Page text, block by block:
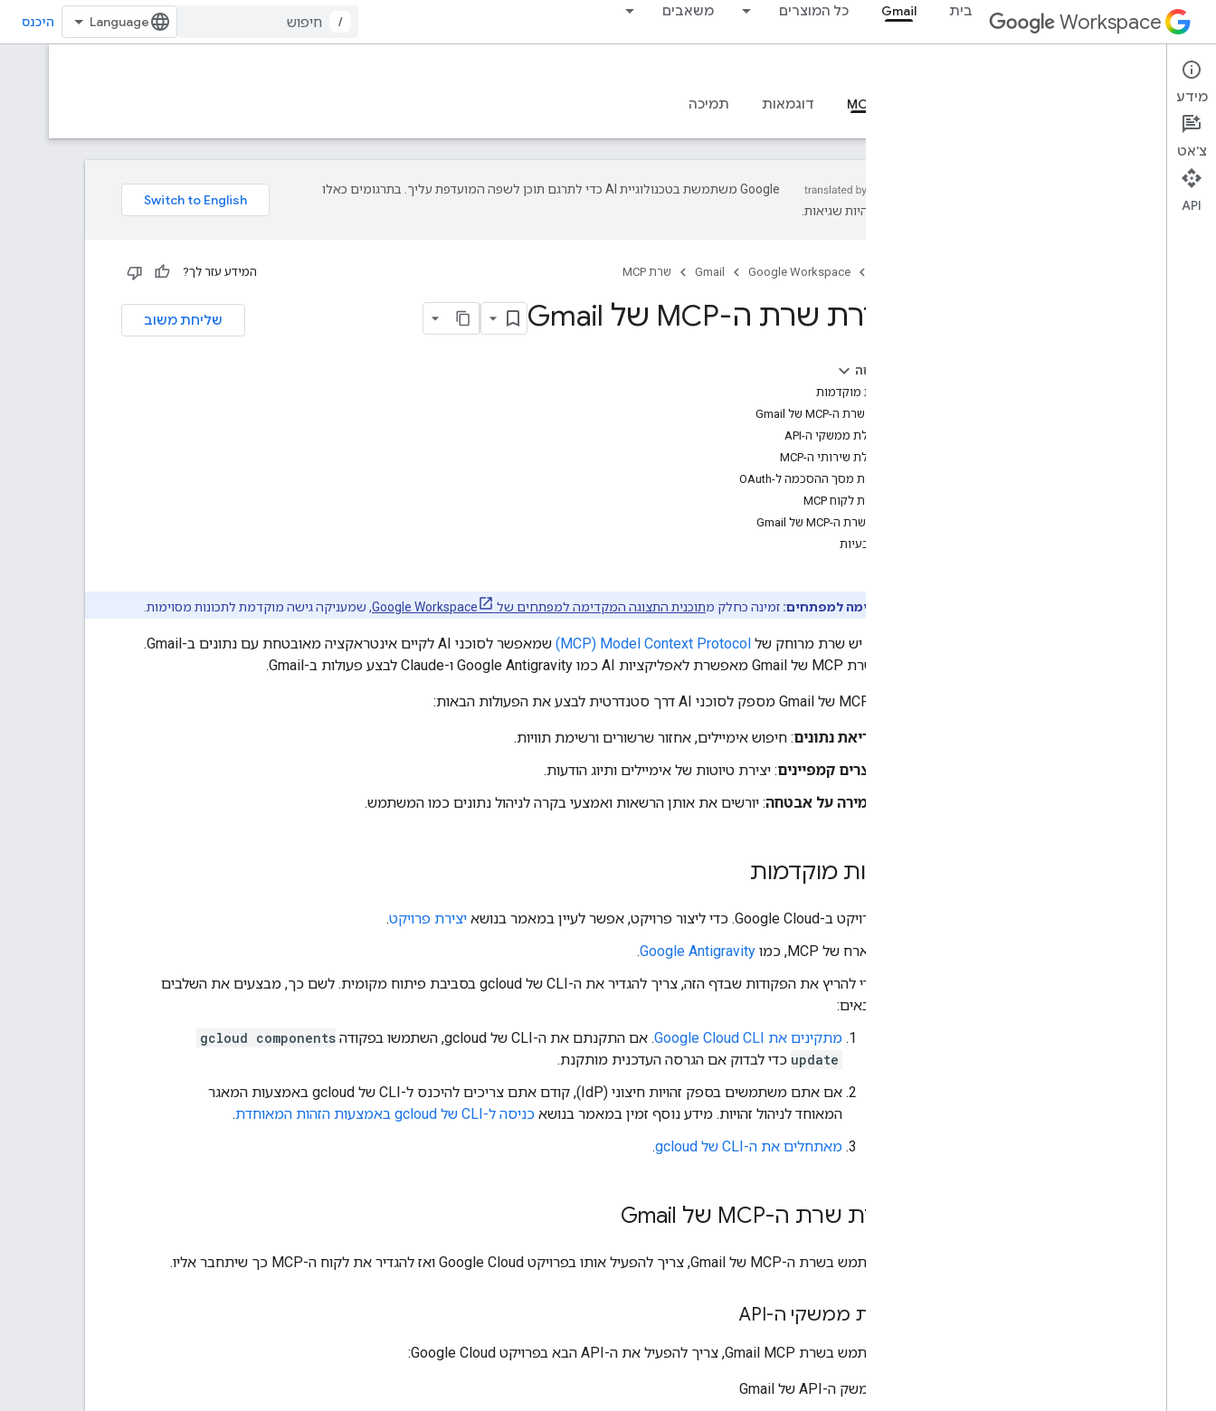
Workspace בית Gmail כל המוצרים משאבים
/ היכנס
Gmail
סקירה כללית דוגמאות תמיכה
‫Google משתמשת בטכנולוגיית AI כדי לתרגם תוכן לשפה המועדפת עליך. בתרגומים כאלו
עשויות להיות שגיאות.
Google Workspace
Gmail שרת MCP המידע עזר לך?
שליחת משוב הגדרת שרת ה-MCP של Gmail
בדף הזה
דרישות מוקדמות
הגדרת שרת ה-MCP של Gmail
הפעלת ממשקי ה-API
הפעלת שירותי ה-MCP
הגדרת מסך ההסכמה ל-OAuth
הגדרת לקוח MCP
בדיקת שרת ה-MCP של Gmail
פתרון בעיות
תצוגה מקדימה למפתחים: זמינה כחלק מתוכנית התצוגה המקדימה למפתחים של Google Workspace , שמעניקה גישה מוקדמת לתכונות מסוימות.
Model Context Protocol‏ (MCP)
שמאפשר לסוכני AI לקיים אינטראקציה מאובטחת עם נתונים ב-Gmail.
הגדרת שרת MCP של Gmail מאפשרת לאפליקציות AI כמו Google Antigravity ו-Claude לבצע פעולות ב-Gmail.
קריאת נתונים: חיפוש אימיילים, אחזור שרשורים ורשימת תוויות.
יוצרים קמפיינים: יצירת טיוטות של אימיילים ותיוג הודעות.
שמירה על אבטחה: יורשים את אותן הרשאות ואמצעי בקרה לניהול נתונים כמו המשתמש.
דרישות מוקדמות
פרויקט ב-Google Cloud. כדי ליצור פרויקט, אפשר לעיין במאמר בנושא יצירת פרויקט.
מארח של MCP, כמו
Google Antigravity
.
כדי להריץ את הפקודות שבדף הזה, צריך להגדיר את ה-CLI של gcloud בסביבת פיתוח מקומית. לשם כך, מבצעים את השלבים
הבאים:
מתקינים את Google Cloud CLI
. אם התקנתם את ה-CLI של gcloud, השתמשו בפקודה
gcloud components
update כדי לבדוק אם הגרסה העדכנית מותקנת.
אם אתם משתמשים בספק זהויות חיצוני (IdP), קודם אתם צריכים להיכנס ל-CLI של gcloud באמצעות המאגר
המאוחד לניהול זהויות. מידע נוסף זמין במאמר בנושא כניסה ל-CLI של gcloud באמצעות הזהות המאוחדת
.
מאתחלים את ה-CLI של gcloud
.
הגדרת שרת ה-MCP של Gmail
כדי להשתמש בשרת ה-MCP של Gmail, צריך להפעיל אותו בפרויקט Google Cloud ואז להגדיר את לקוח ה-MCP כך שיתחבר אליו.
הפעלת ממשקי ה-API
כדי להשתמש בשרת Gmail MCP, צריך להפעיל את ה-API הבא בפרויקט Google Cloud:
ממשק ה-API של Gmail
מידע
צ'אט
API